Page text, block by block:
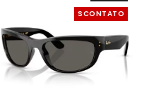
SCONTATO